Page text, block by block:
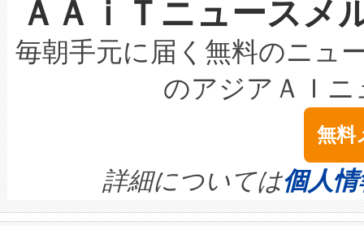
設には、3億～4億ドルかか
最高経営責任者（CEO）であ
す。「当社のfully-connected
ームを利用すれば、6,000万
きます。この効率性は、フェ
持できるよう貢献します。こ
ービスレベル契約（SLA）違
テリー性能の劣化によるダウ
念は、現在データセンターが
ます。 Voltaiq provides a
quality and reliability for AI
BESS stack to ensure battery
な環境下でも豊かなディテー
キロメートル範囲を検出
LiDAR for Inspections,
は1535 nmレーザーを搭載。
イズの小径化を実現すること
す。ノーマルモードでは、
ートル先まで検出でき、これ
ＡＡｉＴニュース
毎朝手元に届く無料のニュ
のアジアＡＩ
無料
詳細については個人